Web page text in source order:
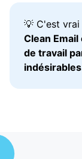
💡 C'est vrai
Clean
de travail